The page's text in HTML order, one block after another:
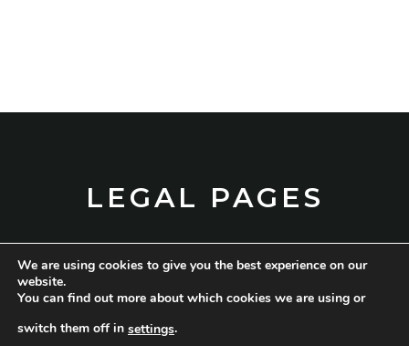
LEGAL PAGES
TERMS AND CONDITIONS
We are using cookies to give you the best experience on our
website.
You can find out more about which cookies we are using or
switch them off in settings.